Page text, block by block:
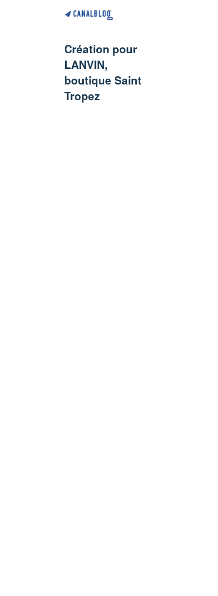
Création pour
LANVIN,
boutique Saint
Tropez